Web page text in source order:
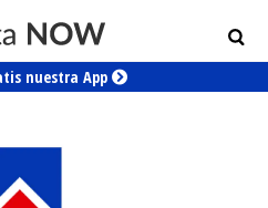
nuestra App